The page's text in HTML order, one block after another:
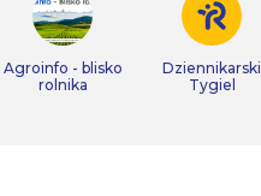
Agroinfo - blisko
rolnika
Dziennikarski
Tygiel